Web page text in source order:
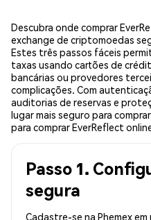
Descubra onde comprar
exchange de criptomoedas
Estes três passos fáceis
taxas usando cartões de
bancárias ou provedores
complicações. Com
auditorias de reservas e
lugar mais seguro para
para comprar EverReflect
Passo 1.
segura
Cadastre-se na Phemex